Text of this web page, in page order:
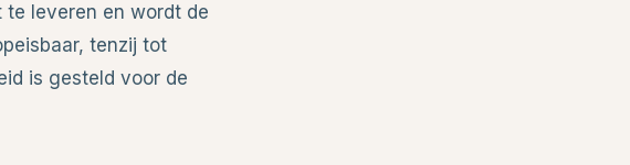
leveren en wordt de
tenzij tot
is gesteld voor de